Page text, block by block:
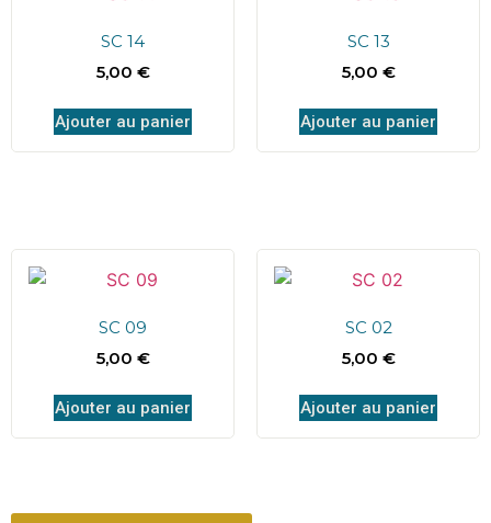
SC 14
5,00 €
Ajouter au panier
SC 13
5,00 €
Ajouter au panier
SC 09
5,00 €
Ajouter au panier
SC 02
5,00 €
Ajouter au panier